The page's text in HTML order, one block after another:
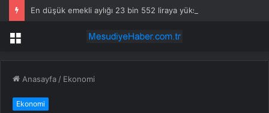
En düşük emekli aylığı 23 bin 552 liraya yükseltildi
Menü
Anasayfa / Ekonomi
Ekonomi